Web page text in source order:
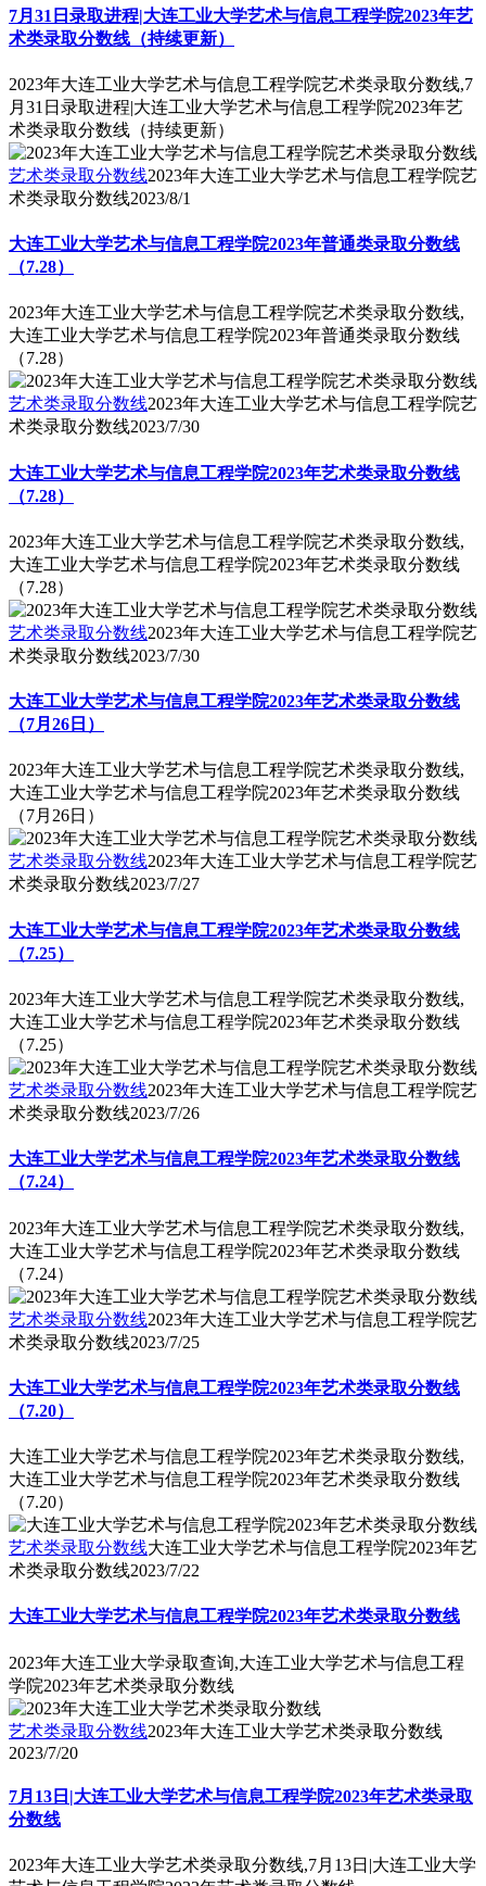
7月31日录取进程|大连工业大学艺术与信息工程学院2023年艺
术类录取分数线（持续更新）
2023年大连工业大学艺术与信息工程学院艺术类录取分数线,7
月31日录取进程|大连工业大学艺术与信息工程学院2023年艺
术类录取分数线（持续更新）
艺术类录取分数线2023年大连工业大学艺术与信息工程学院艺
术类录取分数线2023/8/1
大连工业大学艺术与信息工程学院2023年普通类录取分数线
（7.28）
2023年大连工业大学艺术与信息工程学院艺术类录取分数线,
大连工业大学艺术与信息工程学院2023年普通类录取分数线
（7.28）
艺术类录取分数线2023年大连工业大学艺术与信息工程学院艺
术类录取分数线2023/7/30
大连工业大学艺术与信息工程学院2023年艺术类录取分数线
（7.28）
2023年大连工业大学艺术与信息工程学院艺术类录取分数线,
大连工业大学艺术与信息工程学院2023年艺术类录取分数线
（7.28）
艺术类录取分数线2023年大连工业大学艺术与信息工程学院艺
术类录取分数线2023/7/30
大连工业大学艺术与信息工程学院2023年艺术类录取分数线
（7月26日）
2023年大连工业大学艺术与信息工程学院艺术类录取分数线,
大连工业大学艺术与信息工程学院2023年艺术类录取分数线
（7月26日）
艺术类录取分数线2023年大连工业大学艺术与信息工程学院艺
术类录取分数线2023/7/27
大连工业大学艺术与信息工程学院2023年艺术类录取分数线
（7.25）
2023年大连工业大学艺术与信息工程学院艺术类录取分数线,
大连工业大学艺术与信息工程学院2023年艺术类录取分数线
（7.25）
艺术类录取分数线2023年大连工业大学艺术与信息工程学院艺
术类录取分数线2023/7/26
大连工业大学艺术与信息工程学院2023年艺术类录取分数线
（7.24）
2023年大连工业大学艺术与信息工程学院艺术类录取分数线,
大连工业大学艺术与信息工程学院2023年艺术类录取分数线
（7.24）
艺术类录取分数线2023年大连工业大学艺术与信息工程学院艺
术类录取分数线2023/7/25
大连工业大学艺术与信息工程学院2023年艺术类录取分数线
（7.20）
大连工业大学艺术与信息工程学院2023年艺术类录取分数线,
大连工业大学艺术与信息工程学院2023年艺术类录取分数线
（7.20）
艺术类录取分数线大连工业大学艺术与信息工程学院2023年艺
术类录取分数线2023/7/22
大连工业大学艺术与信息工程学院2023年艺术类录取分数线
2023年大连工业大学录取查询,大连工业大学艺术与信息工程
学院2023年艺术类录取分数线
艺术类录取分数线2023年大连工业大学艺术类录取分数线
2023/7/20
7月13日|大连工业大学艺术与信息工程学院2023年艺术类录取
分数线
2023年大连工业大学艺术类录取分数线,7月13日|大连工业大学